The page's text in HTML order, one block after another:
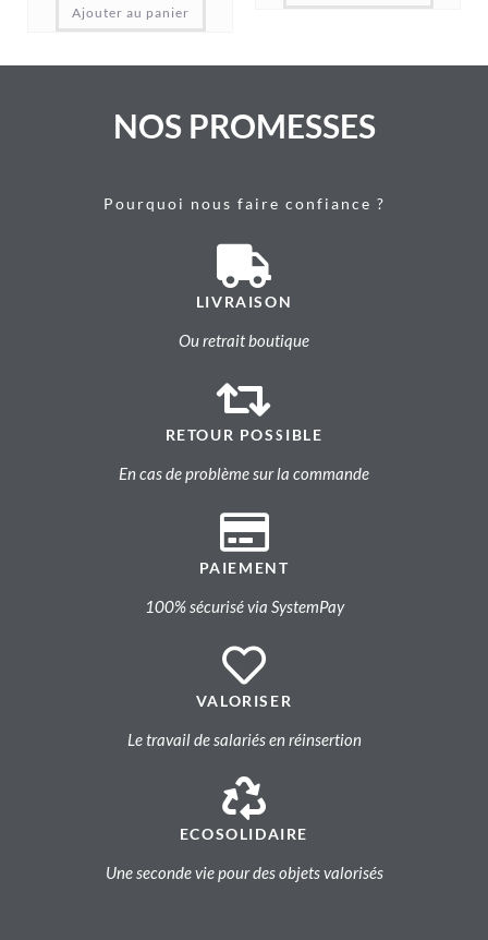
Ajouter au panier
NOS PROMESSES
Pourquoi nous faire confiance ?
LIVRAISON
Ou retrait boutique
RETOUR POSSIBLE
En cas de problème sur la commande
PAIEMENT
100% sécurisé via SystemPay
VALORISER
Le travail de salariés en réinsertion
ECOSOLIDAIRE
Une seconde vie pour des objets valorisés